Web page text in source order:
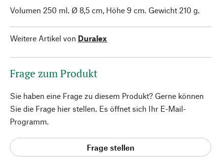
Volumen 250 ml. Ø 8,5 cm, Höhe 9 cm. Gewicht 210 g.
Weitere Artikel von Duralex
Frage zum Produkt
Sie haben eine Frage zu diesem Produkt? Gerne können
Sie die Frage hier stellen. Es öffnet sich Ihr E-Mail-
Programm.
Frage stellen